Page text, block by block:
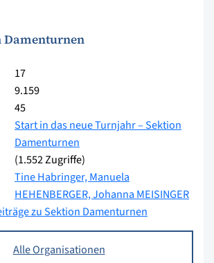
Damenturnen
17
9.159
45
Start in das neue Turnjahr – Sektion
Damenturnen
(1.552 Zugriffe)
Tine Habringer,Manuela
HEHENBERGER,Johanna MEISINGER
zu Sektion Damenturnen
Alle Organisationen